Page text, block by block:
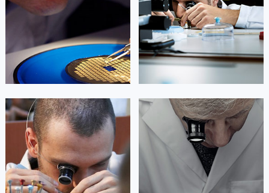
北京君皇维修  上海君皇维修
艾德琳·亚历桑德拉
资深君皇技师
是君皇售后服务中心
(君皇保养维修中心)
的高级技师之一
Guangzhou concord Maintain center
艾莉森·安吉莉亚
资深君皇技师
是君皇售后服务中心
(君皇保养维修中心)
的高级技师之一
Shenzhen concord Maintain center